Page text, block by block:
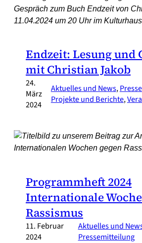
Endzeit: Lesung und
mit Christian Jakob
24.
März
2024
Aktuelles und News,
Projekte und Berichte,
Programmheft 2024
Internationale
Rassismus
11. Februar
2024
Aktuelles und
Pressemitteilung